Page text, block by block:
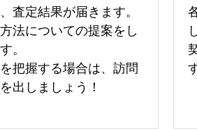
査定結果が届きます。
法についての提案をし
。
把握する場合は、訪問
出しましょう！